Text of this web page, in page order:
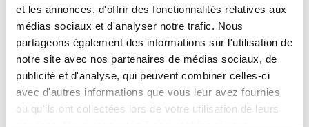
et les annonces, d'offrir des fonctionnalités relatives aux
médias sociaux et d'analyser notre trafic. Nous
partageons également des informations sur l'utilisation de
notre site avec nos partenaires de médias sociaux, de
publicité et d'analyse, qui peuvent combiner celles-ci
avec d'autres informations que vous leur avez fournies
ou qu'ils ont collectées lors de votre utilisation de leurs
Profil recherché :
Expérience :
Processus